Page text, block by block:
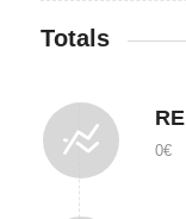
Totals
0€